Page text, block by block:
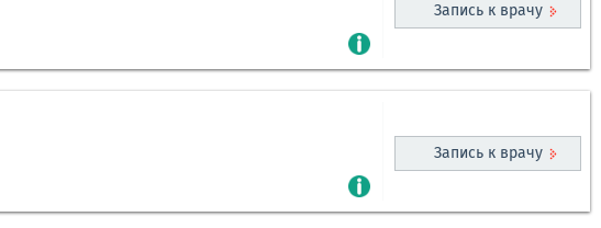
Запись к врачу
Запись к врачу